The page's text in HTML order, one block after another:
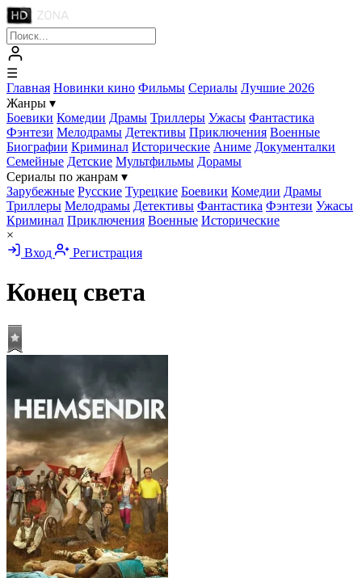
☰
Главная Новинки кино Фильмы Сериалы Лучшие 2026
Жанры ▾
Боевики Комедии Драмы Триллеры Ужасы Фантастика
Фэнтези Мелодрамы Детективы Приключения Военные
Биографии Криминал Исторические Аниме Документалки
Семейные Детские Мультфильмы Дорамы
Сериалы по жанрам ▾
Зарубежные Русские Турецкие Боевики Комедии Драмы
Триллеры Мелодрамы Детективы Фантастика Фэнтези Ужасы
Криминал Приключения Военные Исторические
×
Вход
Регистрация
Конец света